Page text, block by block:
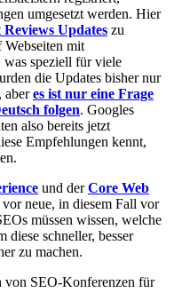
umgesetzt werden. Hier
Updates zu
Webseiten mit
was speziell für viele
die Updates bisher nur
aberes ist nur eine Frage
folgen. Googles
also bereits jetzt
Empfehlungen kennt,
und derCore Web
neue, in diesem Fall vor
müssen wissen, welche
diese schneller, besser
zu machen.
von SEO-Konferenzen für